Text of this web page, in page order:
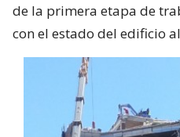
de la primera etapa de
con el estado del edificio